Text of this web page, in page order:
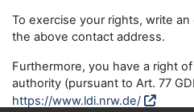
To exercise your rights, write
the above contact address.
Furthermore, you have a right
authority (pursuant to Art. 77
https://www.ldi.nrw.de/